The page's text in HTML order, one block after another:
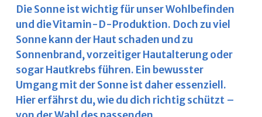
Die Sonne ist wichtig für unser Wohlbefinden
und die Vitamin-D-Produktion. Doch zu viel
Sonne kann der Haut schaden und zu
Sonnenbrand, vorzeitiger Hautalterung oder
sogar Hautkrebs führen. Ein bewusster
Umgang mit der Sonne ist daher essenziell.
Hier erfährst du, wie du dich richtig schützt –